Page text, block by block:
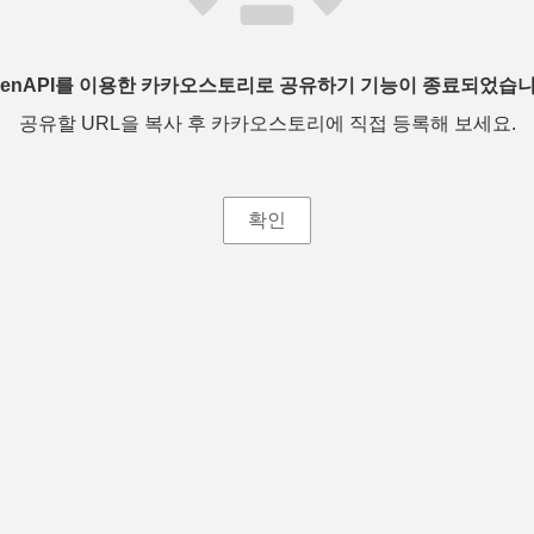
를 이용한 카카오스토리로 공유하기 기능이 종료되었습
공유할 URL을 복사 후 카카오스토리에 직접 등록해 보세요.
확인